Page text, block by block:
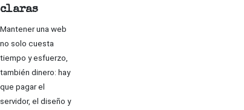
claras
Mantener una web
no solo cuesta
tiempo y esfuerzo,
también dinero: hay
que pagar el
servidor, el diseño y